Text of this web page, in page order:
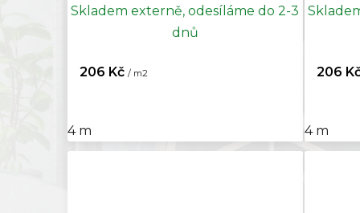
Skladem externě, odesíláme do 2-3
dnů
206 Kč / m2
4 m
206
4 m